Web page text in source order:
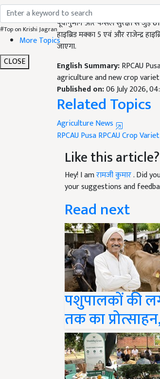
#Top on Krishi Jagran
More Topics
CLOSE
पूर्वानुमान और फसल सुरक्षा से जुड़े 61
हाइब्रिड मक्का 5 एवं और राजेन्द्र
जाएगा.
agriculture and new crop
Published on:06 July 2026,
Related Topics
Agriculture News
RPCAU PusaRPCAUCrop
Like this article?
Hey! I amरामजी कुमार. Did
your suggestions and
Read next
पशुपालकों की
तक का